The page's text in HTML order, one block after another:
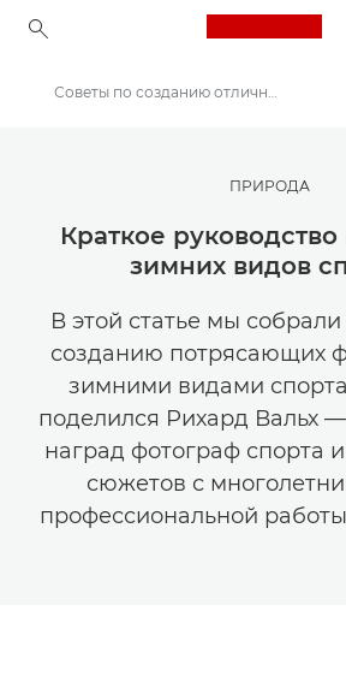
Мастерская творчества | Советы по фотографии и печати и руководства для покупателей
Советы и технические приемы по фотографии и печати
Советы по созданию отличных фотографий в сезон зимних праздников
ПРИРОДА
Краткое
зимних видов
В этой статье мы
созданию потрясающих
зимними видами
поделился Рихард Вальх
наград фотограф спорта
сюжетов с
профессиональной